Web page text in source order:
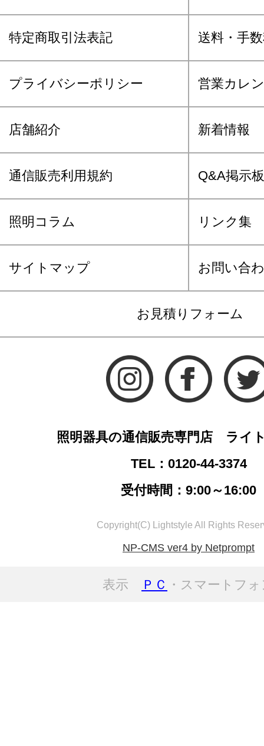
特定商取引法表記 送料・手
プライバシーポリシー 営業カレ
店舗紹介 新着情報
通信販売利用規約 Q&A掲示板
照明コラム リンク集
サイトマップ お問い合
お見積りフォーム
照明器具の通信販売専門店 ライ
TEL：0120-44-3374
受付時間：9:00～16:00
Copyright(C) Lightstyle All Rights
NP-CMS ver4 by Netprompt
表示 ＰＣ ・スマートフ